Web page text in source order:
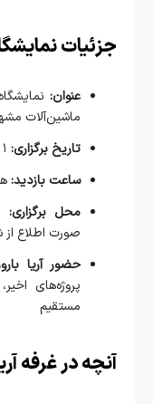
نمایشگاه:
نمایشگاه
ماشین‌آلات مشهد
تاریخ برگزاری:۱ تا ۴ مرداد ۱۴۰۳
ساعت بازدید:هر روز از ساعت
محل برگزاری:نمایشگاه
صورت اطلاع از شماره
حضور آریا بارون توس:
پروژه‌های اخیر،
در غرفه آریا